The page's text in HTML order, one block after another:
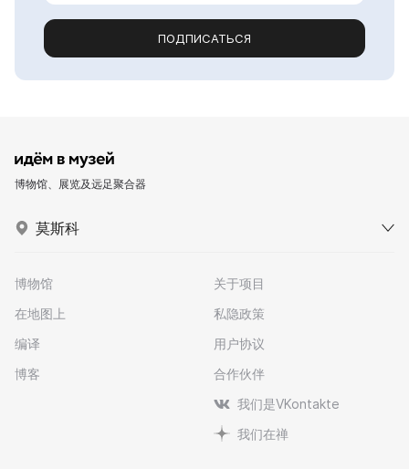
ПОДПИСАТЬСЯ
博物馆、展览及远足聚合器
莫斯科
博物馆
在地图上
编译
博客
关于项目
私隐政策
用户协议
合作伙伴
我们是VKontakte
我们在禅